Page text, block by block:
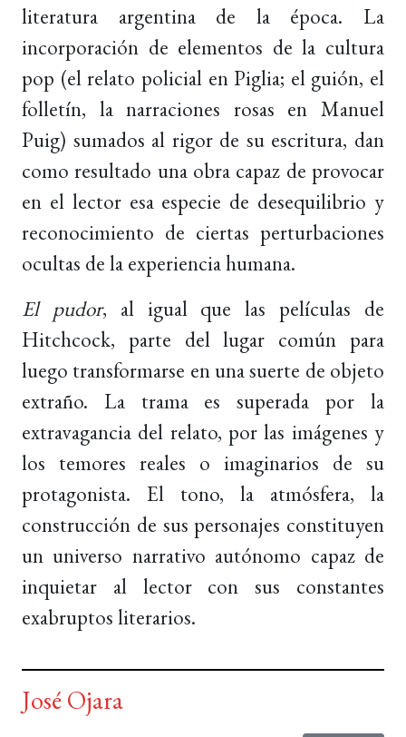
literatura argentina de la época. La
incorporación de elementos de la cultura
pop (el relato policial en Piglia; el guión, el
folletín, la narraciones rosas en Manuel
Puig) sumados al rigor de su escritura, dan
como resultado una obra capaz de provocar
en el lector esa especie de desequilibrio y
reconocimiento de ciertas perturbaciones
ocultas de la experiencia humana.
El pudor, al igual que las películas de
Hitchcock, parte del lugar común para
luego transformarse en una suerte de objeto
extraño. La trama es superada por la
extravagancia del relato, por las imágenes y
los temores reales o imaginarios de su
protagonista. El tono, la atmósfera, la
construcción de sus personajes constituyen
un universo narrativo autónomo capaz de
inquietar al lector con sus constantes
exabruptos literarios.
José Ojara